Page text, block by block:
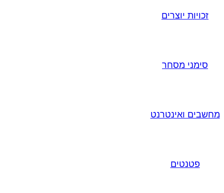
זכויות יוצרים
סימני מסחר
מחשבים ואינטרנט
פטנטים